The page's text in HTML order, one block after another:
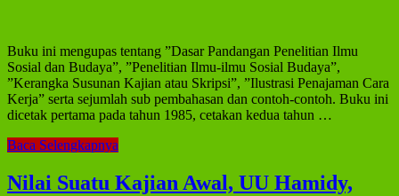
Buku ini mengupas tentang ”Dasar Pandangan Penelitian Ilmu
Sosial dan Budaya”, ”Penelitian Ilmu-ilmu Sosial Budaya”,
”Kerangka Susunan Kajian atau Skripsi”, ”Ilustrasi Penajaman Cara
Kerja” serta sejumlah sub pembahasan dan contoh-contoh. Buku ini
dicetak pertama pada tahun 1985, cetakan kedua tahun …
Baca Selengkapnya
Nilai Suatu Kajian Awal, UU Hamidy,